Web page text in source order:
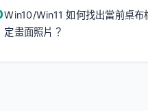
Win10/Win11 如何找出當前桌布
定畫面照片？